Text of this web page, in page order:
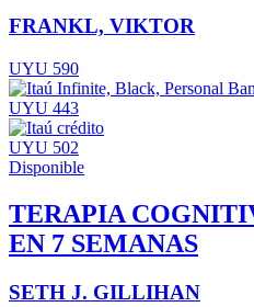
FRANKL, VIKTOR
UYU 590
UYU 443
UYU 502
Disponible
TERAPIA
EN 7 SEMANAS
SETH J. GILLIHAN